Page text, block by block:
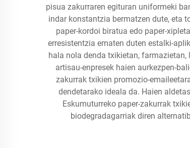
pisua zakurraren egituran uniformeki
indar konstantzia bermatzen dute, eta
paper-kordoi biratua edo paper-
erresistentzia ematen duten estalki-
hala nola denda txikietan, farmazietan,
artisau-enpresek haien aurkezpen-
zakurrak txikien promozio-
dendetarako ideala da. Haien
Eskumuturreko paper-zakurrak
biodegradagarriak diren